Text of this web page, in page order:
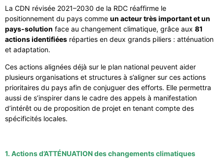
La CDN révisée 2021–2030 de la RDC réaffirme le
positionnement du pays comme un acteur très important et un
pays-solution face au changement climatique, grâce aux 81
actions identifiées réparties en deux grands piliers : atténuation
et adaptation.
Ces actions alignées déjà sur le plan national peuvent aider
plusieurs organisations et structures à s’aligner sur ces actions
prioritaires du pays afin de conjuguer des efforts. Elle permettra
aussi de s’inspirer dans le cadre des appels à manifestation
d’intérêt ou de proposition de projet en tenant compte des
spécificités locales.
1. Actions d’ATTÉNUATION des changements climatiques